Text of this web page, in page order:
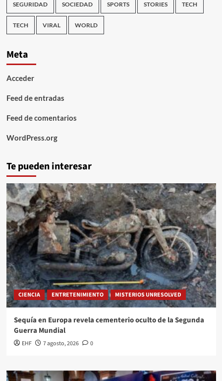
SEGURIDAD SOCIEDAD SPORTS STORIES TECH
TECH VIRAL WORLD
Meta
Acceder
Feed de entradas
Feed de comentarios
WordPress.org
Te pueden interesar
CIENCIA ENTRETENIMIENTO MISTERIOS UNRESOLVED
Sequía en Europa revela cementerio oculto de la Segunda
Guerra Mundial
EHF 7 agosto, 2026 0